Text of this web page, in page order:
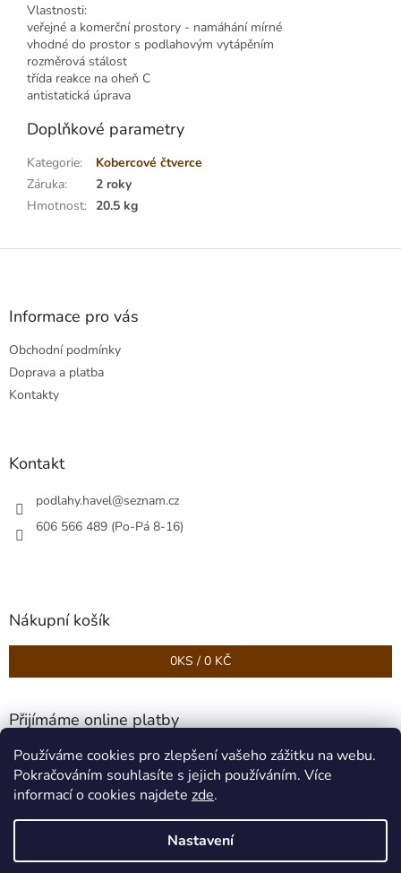
Používáme cookies pro zlepšení vašeho zážitku na webu.
Pokračováním souhlasíte s jejich používáním. Více
informací o cookies najdete zde.
Nastavení
Vlastnosti:
veřejné a komerční prostory - namáhání mírné
vhodné do prostor s podlahovým vytápěním
rozměrová stálost
třída reakce na oheň C
antistatická úprava
Doplňkové parametry
Kategorie:
Kobercové čtverce
Záruka:
2 roky
Hmotnost: 20.5 kg
Z
Informace pro vás
Obchodní podmínky
Doprava a platba
Kontakty
Kontakt
podlahy.havel@seznam.cz
606 566 489 (Po-Pá 8-16)
Nákupní košík
0KS / 0 KČ
Přijímáme online platby
Vytvořil Shoptet